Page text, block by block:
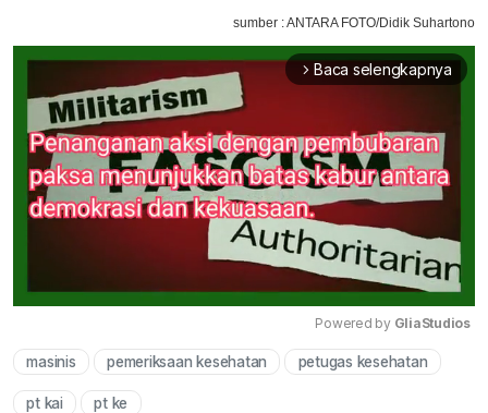
sumber : ANTARA FOTO/Didik Suhartono
arrow_forward_ios Baca selengkapnya
Mute
Powered by GliaStudios
masinis pemeriksaan kesehatan petugas kesehatan
pt kai pt ke